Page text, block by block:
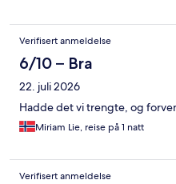
Verifisert anmeldelse
6/10 – Bra
22. juli 2026
Hadde det vi trengte, og
Miriam Lie, reise på 1 natt
Verifisert anmeldelse